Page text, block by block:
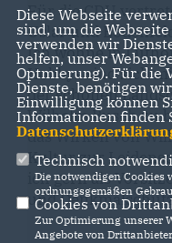
Für die CDU
Uslar und
Ich wohne in
Hobbys sind sich
der schönen
Wilhelm Busch zu
das Wirken von
Kultur zur
ich gern als
und
Diese Webseite
sind, um die
verwenden wir
helfen, unser
Optmierung). Für die
Dienste, benötigen
Einwilligung können
Informationen finden
Technisch
Die notwendigen Cookies
ordnungsgemäßen
Cookies von
Zur Optimierung unserer
Angebote von